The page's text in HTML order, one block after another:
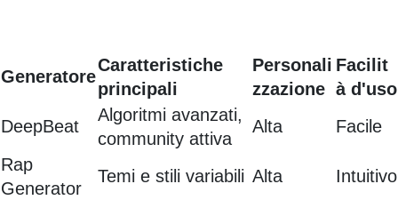
Generatore
Caratteristiche
principali
Personali
zzazione
Facilit
à d'uso
DeepBeat
Algoritmi avanzati,
community attiva
Alta
Facile
Rap
Generator
Temi e stili variabili Alta
Intuitivo